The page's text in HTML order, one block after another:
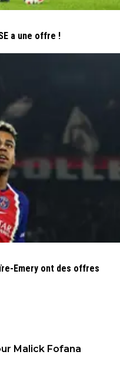
a une offre !
Emery ont des offres
Malick Fofana